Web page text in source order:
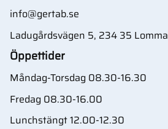
info@gertab.se
Ladugårdsvägen 5, 234 35 Lomma
Öppettider
Måndag-Torsdag 08.30-16.30
Fredag 08.30-16.00
Lunchstängt 12.00-12.30